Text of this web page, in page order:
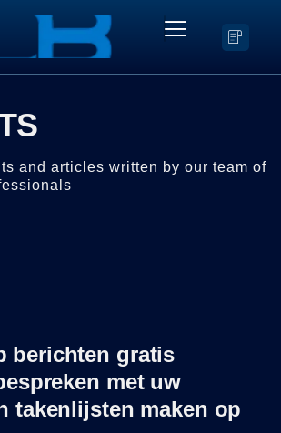
and articles written by our team of
berichten gratis
met uw
takenlijsten maken op